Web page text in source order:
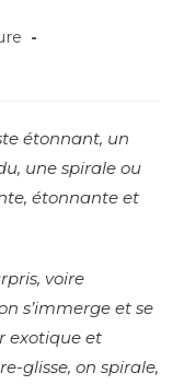
étonnant, un
une spirale ou
étonnante et
voire
s’immerge et se
exotique et
glisse, on spirale,